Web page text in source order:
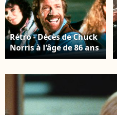
Rétro - Décès de Chuck
Norris à l'âge de 86 ans
- Invasion usa- 1985 ©